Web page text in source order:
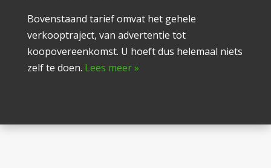
Bovenstaand tarief omvat het gehele
verkooptraject, van advertentie tot
koopovereenkomst. U hoeft dus helemaal niets
zelf te doen. Lees meer »